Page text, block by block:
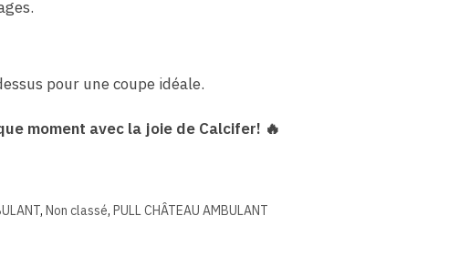
pour une coupe idéale.
moment avec la joie de Calcifer! 🔥
, Non classé, PULL CHÂTEAU AMBULANT